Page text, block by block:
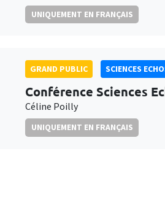
UNIQUEMENT EN FRANÇAIS
GRAND PUBLIC SCIENCES
Conférence Sciences
Céline Poilly
UNIQUEMENT EN FRANÇAIS